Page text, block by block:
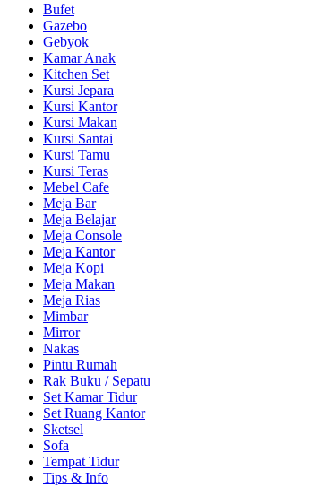
Bufet
Gazebo
Gebyok
Kamar Anak
Kitchen Set
Kursi Jepara
Kursi Kantor
Kursi Makan
Kursi Santai
Kursi Tamu
Kursi Teras
Mebel Cafe
Meja Bar
Meja Belajar
Meja Console
Meja Kantor
Meja Kopi
Meja Makan
Meja Rias
Mimbar
Mirror
Nakas
Pintu Rumah
Rak Buku / Sepatu
Set Kamar Tidur
Set Ruang Kantor
Sketsel
Sofa
Tempat Tidur
Tips & Info